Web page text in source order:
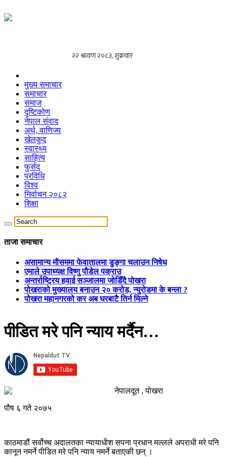
मुख्य समाचार
समाचार
समाज
दृष्टिकोण
नेपाल संवाद
अर्थ, वाणिज्य
खेलकुद
स्वास्थ्य
साहित्य
फुर्सद
प्रविधि
विश्व
निर्वाचन २०८२
शिक्षा
ताजा समाचार
असामान्य मौसममा फेवातालमा डुङ्गा चलाउन निषेध
एमाले उपाध्यक्ष विष्णु पौडेल पक्राउ
अन्तर्राष्ट्रिय हवाई सञ्जालमा जोडिँदै पोखरा
पोखराको मुख्यालय बनाउन २० करोड, न्युरोडमा के बन्ला ?
पोखरा महानगरको कर अब घरबाटै तिर्न मिल्ने
पीडित मरे पनि न्याय मर्दैन…
नेपालदूत , पोखरा
पौष ६ गते २०७५
काठमाडौं सर्वोच्च अदालतका न्यायाधीश सपना प्रधान मल्लले अपराधी मरे पनि
कानून नमर्ने पीडित मरे पनि न्याय नमर्ने बताएकी छन् ।